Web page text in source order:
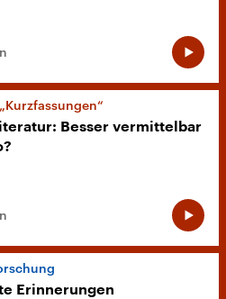
Besser vermittelbar
Erinnerungen